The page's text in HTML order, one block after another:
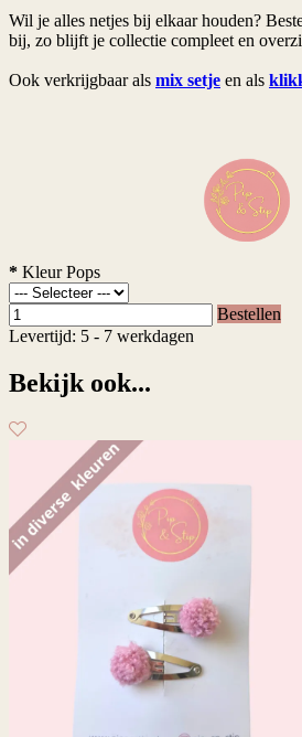
Wil je alles netjes bij elkaar houden?
bij, zo blijft je collectie compleet en
Ook verkrijgbaar als mix setje en als
* Kleur Pops
Bestellen
Levertijd: 5 - 7 werkdagen
Bekijk ook...